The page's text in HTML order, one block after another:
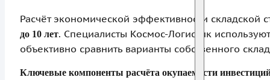
Расчёт экономической эффективности складской
до 10 лет. Специалисты Космос-Логистик
объективно сравнить варианты собственного
Ключевые компоненты расчёта окупаемости